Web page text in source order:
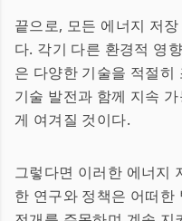
끝으로, 모든 에너지 저
다. 각기 다른 환경적 영
은 다양한 기술을 적절
기술 발전과 함께 지속
게 여겨질 것이다.
그렇다면 이러한 에너지
한 연구와 정책은 어떠한